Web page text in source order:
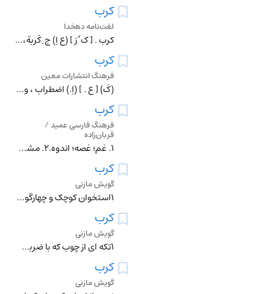
کرب
لغت‌نامه دهخدا
کرب . [ ک ُ رَ ] (ع اِ) ج ِ کُربة، بمعنی حزن که نفس بازگیرد. (از اقرب الموارد) (ناظم الاطباء).
کرب
فرهنگ انتشارات معین
(کَ) [ ع . ] (اِ.) اضطراب ، وحشت ، اندوه . ج . کروب .
کرب
فرهنگ فارسی عمید /
قربان‌زاده
۱. غم؛ غصه؛ اندوه.۲. مشقت.
کرب
گویش مازنی
۱استخوان کوچک و چهارگوش مفاصل گوسفند ۲قاب ۳استخوان کشکک ...
کرب
گویش مازنی
۱تکه ای از چوب که با ضربت تبر از تنه جدا شود ۲ظرف سر شیر ۳کاسه ...
کرب
گویش مازنی